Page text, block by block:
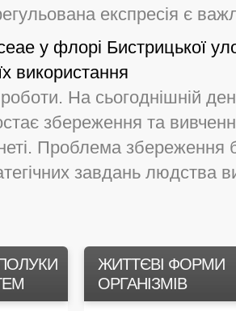
експресія є
у флорі Бистрицької
використання
роботи. На сьогоднішній
збереження та вивчення
Проблема збереження
завдань людства
ЖИТТЄВІ ФОРМИ
ОРГАНІЗМІВ